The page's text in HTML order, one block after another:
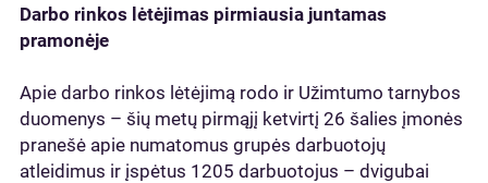
Darbo rinkos lėtėjimas pirmiausia juntamas
pramonėje
Apie darbo rinkos lėtėjimą rodo ir Užimtumo tarnybos
duomenys – šių metų pirmąjį ketvirtį 26 šalies įmonės
pranešė apie numatomus grupės darbuotojų
atleidimus ir įspėtus 1205 darbuotojus – dvigubai